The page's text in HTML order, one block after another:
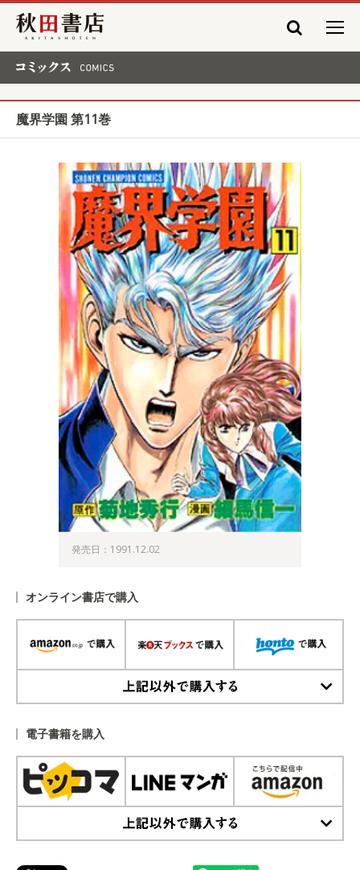
秋田書店
魔界学園 第11巻
発売日：1991.12.02
オンライン書店で購入
電子書籍を購入